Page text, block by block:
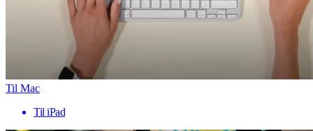
Til Mac
Til iPad